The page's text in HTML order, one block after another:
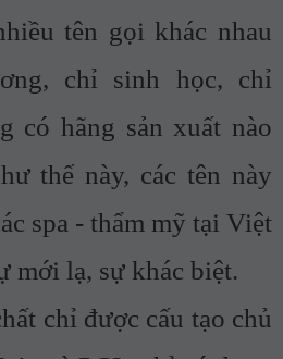
tên gọi khác nhau
chỉ sinh học, chỉ
có hãng sản xuất nào
thế này, các tên này
spa - thẩm mỹ tại Việt
mới lạ, sự khác biệt.
được cấu tạo chủ